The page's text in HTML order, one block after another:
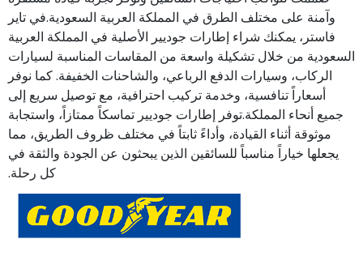
وآمنة على مختلف الطرق في المملكة العربية السعودية.في تاير
فاستر، يمكنك شراء إطارات جوديير الأصلية في المملكة العربية
السعودية من خلال تشكيلة واسعة من المقاسات المناسبة لسيارات
الركاب، وسيارات الدفع الرباعي، والشاحنات الخفيفة. كما نوفر
أسعاراً تنافسية، وخدمة تركيب احترافية، مع توصيل سريع إلى
جميع أنحاء المملكة.توفر إطارات جوديير تماسكاً ممتازاً، واستجابة
موثوقة أثناء القيادة، وأداءً ثابتاً في مختلف ظروف الطريق، مما
يجعلها خياراً مناسباً للسائقين الذين يبحثون عن الجودة والثقة في
كل رحلة.